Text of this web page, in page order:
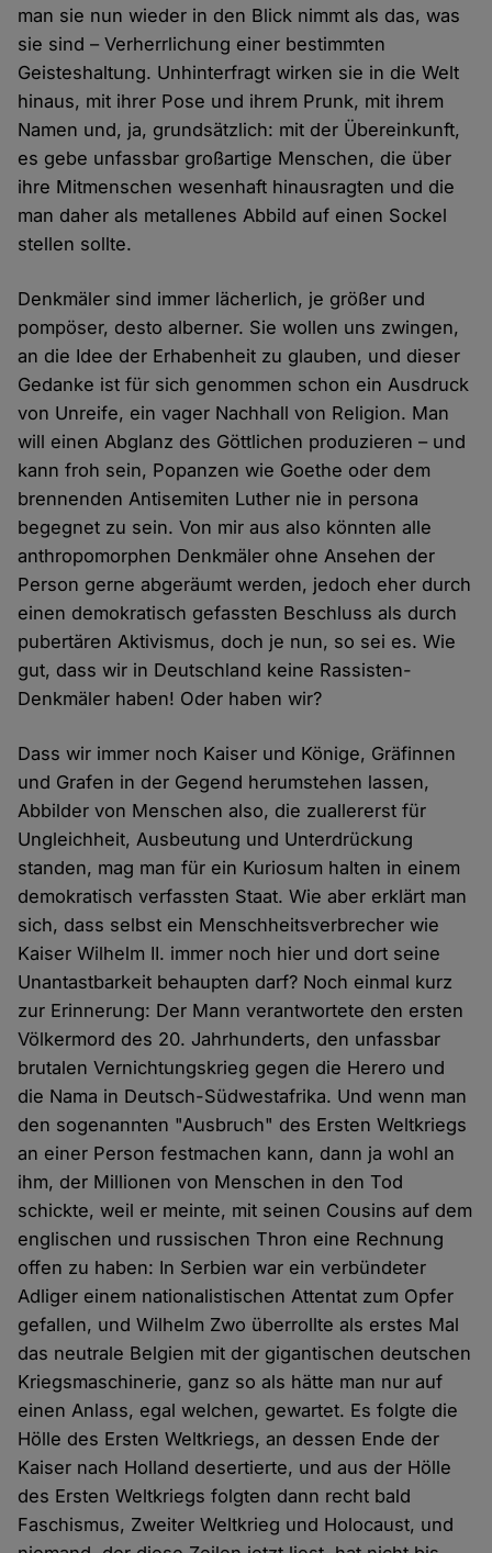
man sie nun wieder in den Blick nimmt als das, was
sie sind – Verherrlichung einer bestimmten
Geisteshaltung. Unhinterfragt wirken sie in die Welt
hinaus, mit ihrer Pose und ihrem Prunk, mit ihrem
Namen und, ja, grundsätzlich: mit der Übereinkunft,
es gebe unfassbar großartige Menschen, die über
ihre Mitmenschen wesenhaft hinausragten und die
man daher als metallenes Abbild auf einen Sockel
stellen sollte.
Denkmäler sind immer lächerlich, je größer und
pompöser, desto alberner. Sie wollen uns zwingen,
an die Idee der Erhabenheit zu glauben, und dieser
Gedanke ist für sich genommen schon ein Ausdruck
von Unreife, ein vager Nachhall von Religion. Man
will einen Abglanz des Göttlichen produzieren – und
kann froh sein, Popanzen wie Goethe oder dem
brennenden Antisemiten Luther nie in persona
begegnet zu sein. Von mir aus also könnten alle
anthropomorphen Denkmäler ohne Ansehen der
Person gerne abgeräumt werden, jedoch eher durch
einen demokratisch gefassten Beschluss als durch
pubertären Aktivismus, doch je nun, so sei es. Wie
gut, dass wir in Deutschland keine Rassisten-
Denkmäler haben! Oder haben wir?
Dass wir immer noch Kaiser und Könige, Gräfinnen
und Grafen in der Gegend herumstehen lassen,
Abbilder von Menschen also, die zuallererst für
Ungleichheit, Ausbeutung und Unterdrückung
standen, mag man für ein Kuriosum halten in einem
demokratisch verfassten Staat. Wie aber erklärt man
sich, dass selbst ein Menschheitsverbrecher wie
Kaiser Wilhelm II. immer noch hier und dort seine
Unantastbarkeit behaupten darf? Noch einmal kurz
zur Erinnerung: Der Mann verantwortete den ersten
Völkermord des 20. Jahrhunderts, den unfassbar
brutalen Vernichtungskrieg gegen die Herero und
die Nama in Deutsch-Südwestafrika. Und wenn man
den sogenannten "Ausbruch" des Ersten Weltkriegs
an einer Person festmachen kann, dann ja wohl an
ihm, der Millionen von Menschen in den Tod
schickte, weil er meinte, mit seinen Cousins auf dem
englischen und russischen Thron eine Rechnung
offen zu haben: In Serbien war ein verbündeter
Adliger einem nationalistischen Attentat zum Opfer
gefallen, und Wilhelm Zwo überrollte als erstes Mal
das neutrale Belgien mit der gigantischen deutschen
Kriegsmaschinerie, ganz so als hätte man nur auf
einen Anlass, egal welchen, gewartet. Es folgte die
Hölle des Ersten Weltkriegs, an dessen Ende der
Kaiser nach Holland desertierte, und aus der Hölle
des Ersten Weltkriegs folgten dann recht bald
Faschismus, Zweiter Weltkrieg und Holocaust, und